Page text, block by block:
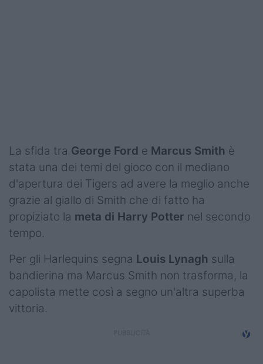
La sfida tra George Ford e Marcus Smith è
stata una dei temi del gioco con il mediano
d'apertura dei Tigers ad avere la meglio anche
grazie al giallo di Smith che di fatto ha
propiziato la meta di Harry Potter nel secondo
tempo.
Per gli Harlequins segna Louis Lynagh sulla
bandierina ma Marcus Smith non trasforma, la
capolista mette così a segno un'altra superba
vittoria.